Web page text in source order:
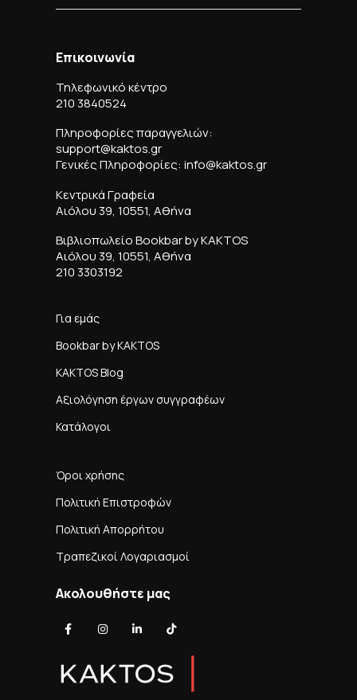
Επικοινωνία
Τηλεφωνικό κέντρο
210 3840524
Πληροφορίες παραγγελιών:
support@kaktos.gr
Γενικές Πληροφορίες: info@kaktos.gr
Κεντρικά Γραφεία
Αιόλου 39, 10551, Αθήνα
Βιβλιοπωλείο Bookbar by KAKTOS
Αιόλου 39, 10551, Αθήνα
210 3303192
Για εμάς
Bookbar by KAKTOS
KAKTOS Blog
Αξιολόγηση έργων συγγραφέων
Κατάλογοι
Όροι χρήσης
Πολιτική Επιστροφών
Πολιτική Απορρήτου
Τραπεζικοί Λογαριασμοί
Ακολουθήστε μας